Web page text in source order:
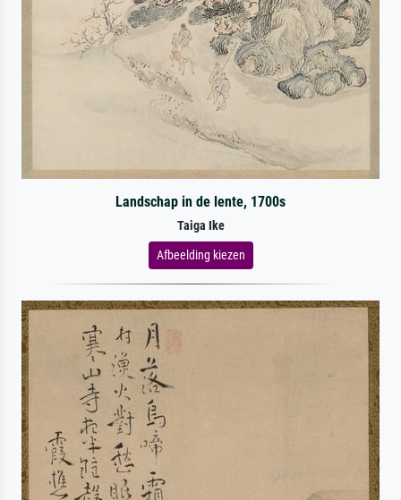
Landschap in de lente, 1700s
Taiga Ike
Afbeelding kiezen